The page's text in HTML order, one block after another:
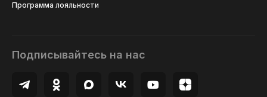
Программа лояльности
Подписывайтесь на нас